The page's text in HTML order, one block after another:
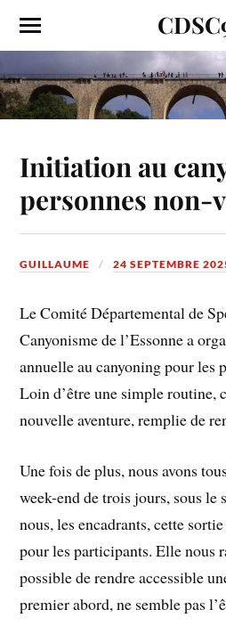
Initiation au
personnes non-
GUILLAUME 24 SEPTEMBRE
Le Comité Départemental de
Canyonisme de l’Essonne a
annuelle au canyoning pour les
Loin d’être une simple routine,
nouvelle aventure, remplie de
Une fois de plus, nous avons
week-end de trois jours, sous le
nous, les encadrants, cette
pour les participants. Elle nous
possible de rendre accessible
premier abord, ne semble pas